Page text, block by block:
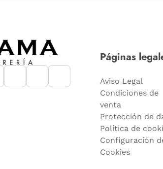
Páginas
Aviso Legal
Condiciones de
venta
Protección de
Política de
Configuración
Cookies